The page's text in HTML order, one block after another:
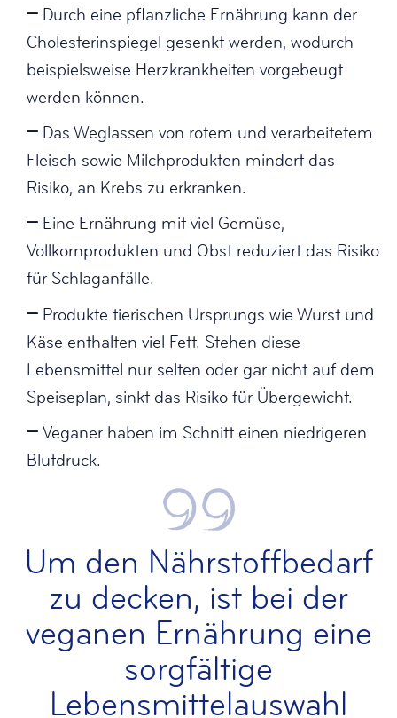
Durch eine pflanzliche Ernährung kann der
Cholesterinspiegel gesenkt werden, wodurch
beispielsweise Herzkrankheiten vorgebeugt
werden können.
Das Weglassen von rotem und verarbeitetem
Fleisch sowie Milchprodukten mindert das
Risiko, an Krebs zu erkranken.
Eine Ernährung mit viel Gemüse,
Vollkornprodukten und Obst reduziert das Risiko
für Schlaganfälle.
Produkte tierischen Ursprungs wie Wurst und
Käse enthalten viel Fett. Stehen diese
Lebensmittel nur selten oder gar nicht auf dem
Speiseplan, sinkt das Risiko für Übergewicht.
Veganer haben im Schnitt einen niedrigeren
Blutdruck.
Um den Nährstoffbedarf
zu decken, ist bei der
veganen Ernährung eine
sorgfältige
Lebensmittelauswahl